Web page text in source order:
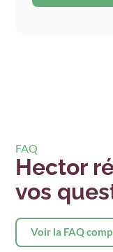
FAQ
Hector
vos
Voir la FAQ